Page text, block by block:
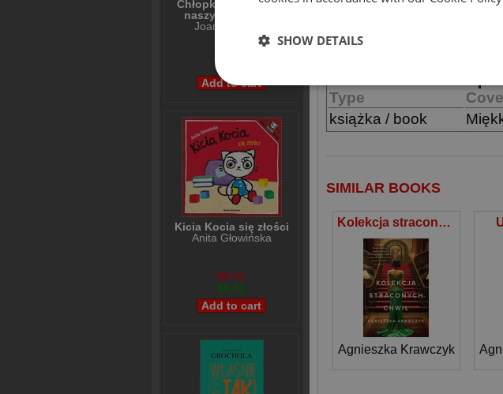
Chłopki Opowieść o
naszych babkach
Joanna Kuciel-
Frydryszak
$36,39
$30,47
Kicia Kocia się złości
Anita Głowińska
$8,02
$6,01
właściwą drogę.
INNE WYDANIA:
Type
książka / book
SIMILAR BOOKS
Kolekcja straconych chwil
Agnieszka Krawczyk
SHOW DETAILS